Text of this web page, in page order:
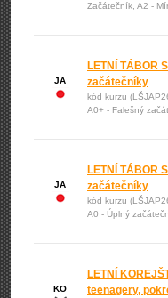
Začátečník, A2 -
JA
LETNÍ TÁBOR
začátečníky
kód kurzu
A0+ - Falešný
JA
LETNÍ TÁBOR
začátečníky
kód kurzu
A0 - Úplný
KO
LETNÍ
teenagery,